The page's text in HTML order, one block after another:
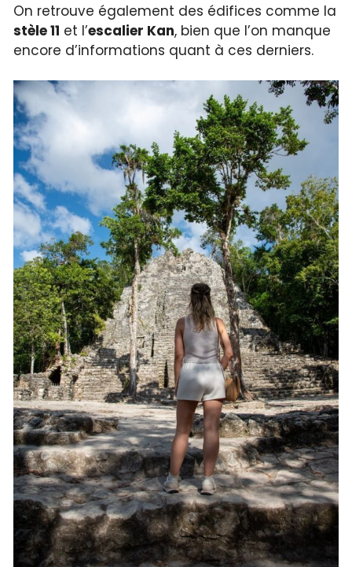
On retrouve également des édifices comme la
stèle 11 et l’escalier Kan, bien que l’on manque
encore d’informations quant à ces derniers.